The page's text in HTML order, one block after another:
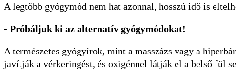
A legtöbb gyógymód nem hat azonnal, hosszú idő is
- Próbáljuk ki az alternatív gyógymódokat!
A természetes gyógyírok, mint a masszázs vagy a
javítják a vérkeringést, és oxigénnel látják el a belső fül